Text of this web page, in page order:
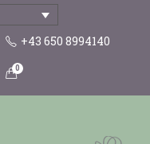
+43 650 8994140
0